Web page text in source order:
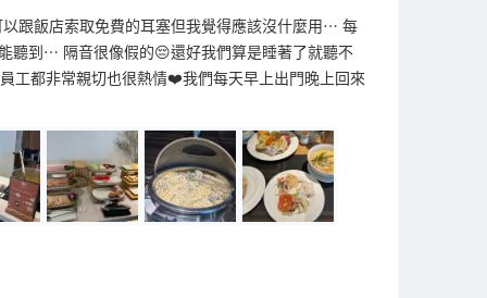
跟飯店索取免費的耳塞但我覺得應該沒什麼用⋯ 每
聽到⋯ 隔音很像假的😔還好我們算是睡著了就聽不
工都非常親切也很熱情❤️我們每天早上出門晚上回來